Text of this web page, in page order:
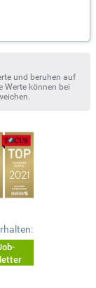
und beruhen auf
Werte können bei